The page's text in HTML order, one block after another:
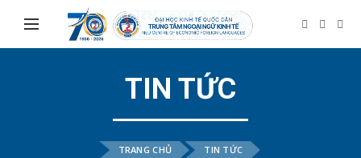
TIN TỨC
TRANG CHỦ TIN TỨC